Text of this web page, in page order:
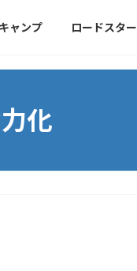
キャンプ ロードスター
化